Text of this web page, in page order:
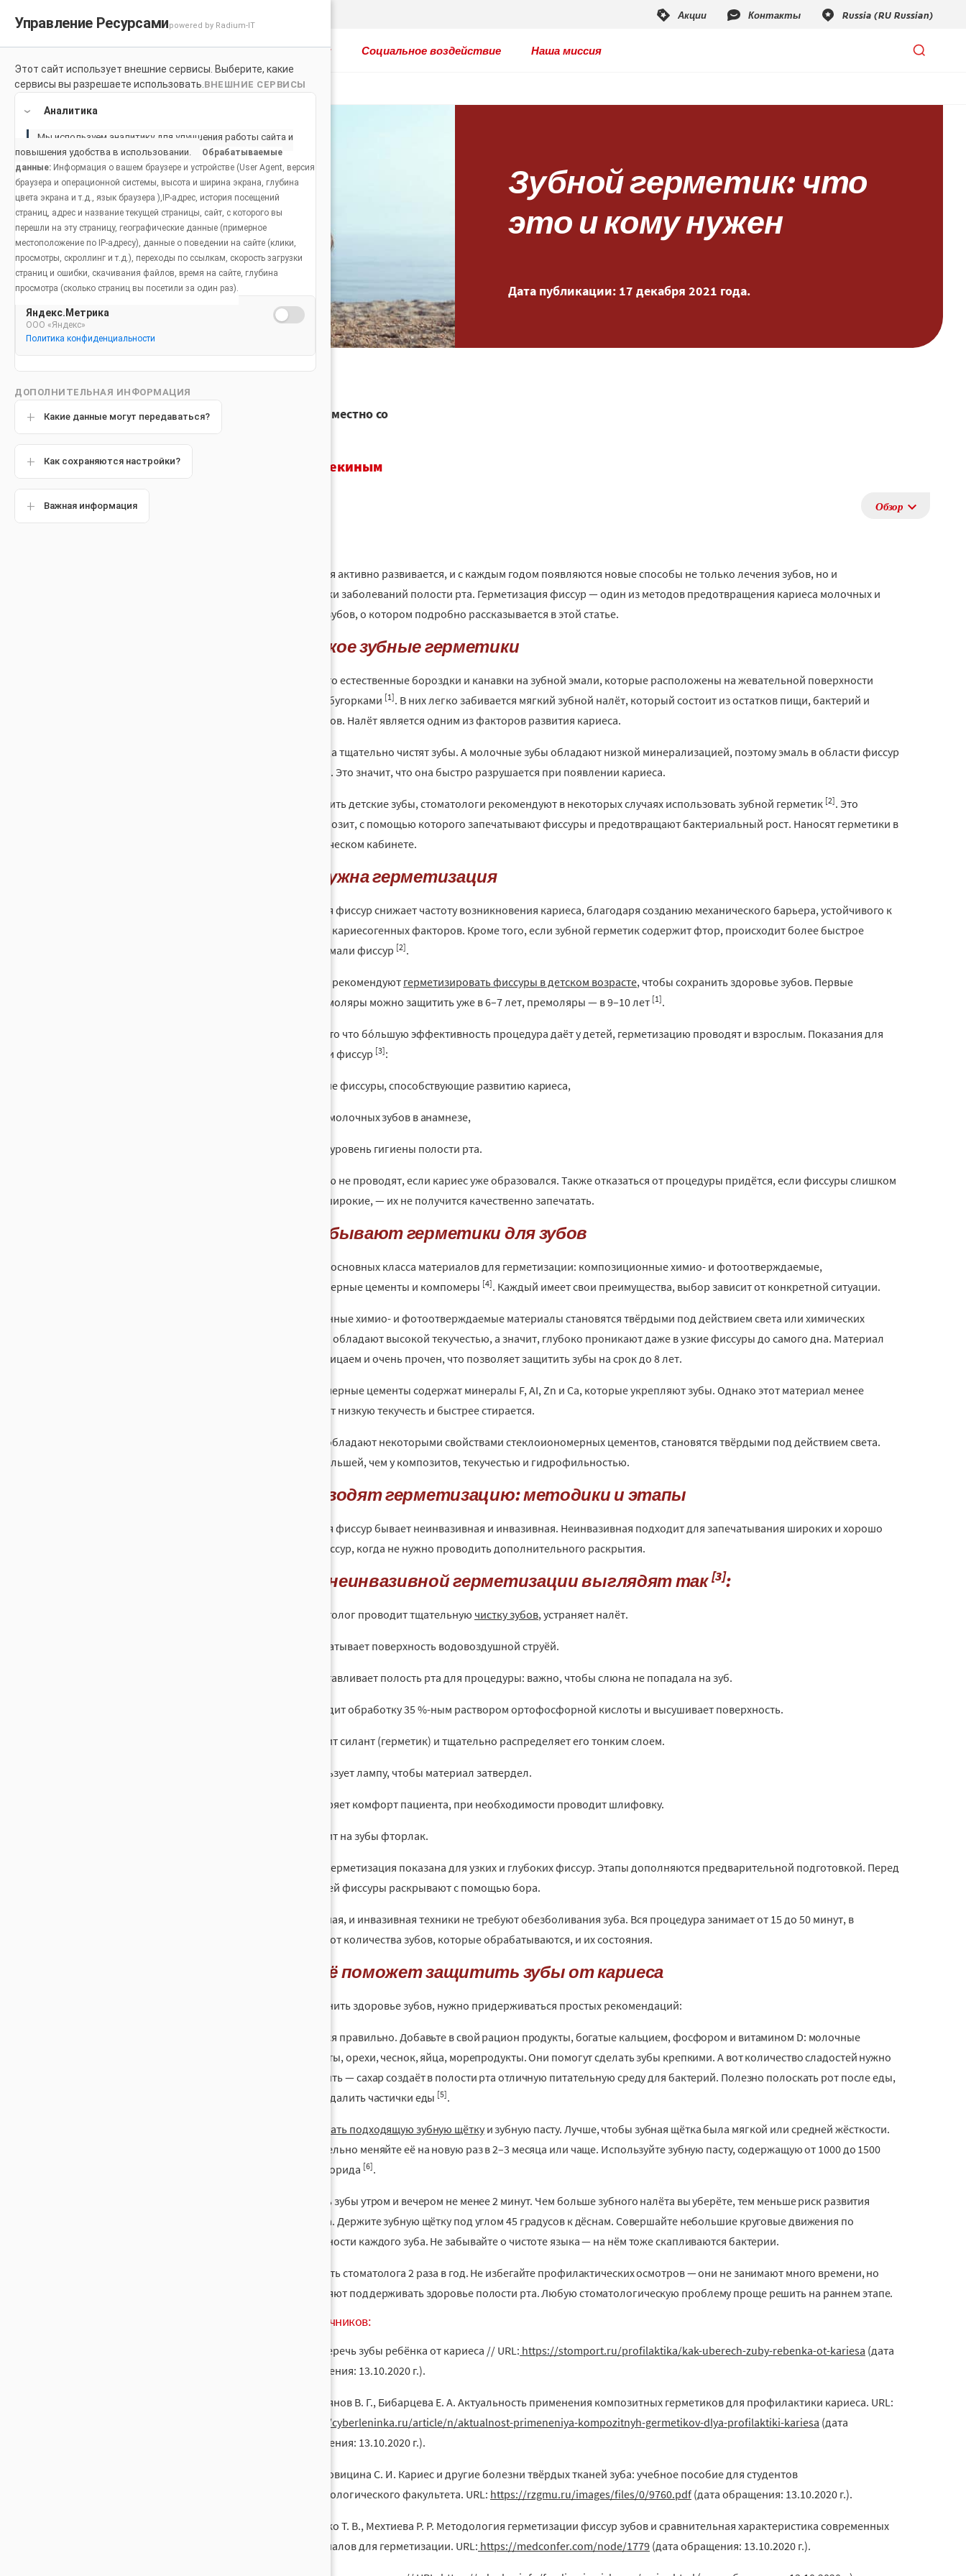
Для здоровой улыбки Продукты Социальное воздействие Наша миссия
Home Продукты
Зубной герметик: что
это и кому нужен
Дата публикации: 17 декабря 2021 года.
Материал подготовлен совместно со
стоматологом
Олегом Сергеевичем Щекиным
Популярные статьи
Обзор
Стоматология активно развивается, и с каждым годом появляются новые способы не только лечения зубов, но и
профилактики заболеваний полости рта. Герметизация фиссур — один из методов предотвращения кариеса молочных и
постоянных зубов, о котором подробно рассказывается в этой статье.
Что такое зубные герметики
Фиссуры — это естественные бороздки и канавки на зубной эмали, которые расположены на жевательной поверхности
зубов между бугорками [1]. В них легко забивается мягкий зубной налёт, который состоит из остатков пищи, бактерий и
полисахаридов. Налёт является одним из факторов развития кариеса.
Дети не всегда тщательно чистят зубы. А молочные зубы обладают низкой минерализацией, поэтому эмаль в области фиссур
очень тонкая. Это значит, что она быстро разрушается при появлении кариеса.
Чтобы защитить детские зубы, стоматологи рекомендуют в некоторых случаях использовать зубной герметик [2]. Это
текучий композит, с помощью которого запечатывают фиссуры и предотвращают бактериальный рост. Наносят герметики в
стоматологическом кабинете.
Зачем нужна герметизация
Герметизация фиссур снижает частоту возникновения кариеса, благодаря созданию механического барьера, устойчивого к
воздействию кариесогенных факторов. Кроме того, если зубной герметик содержит фтор, происходит более быстрое
созревание эмали фиссур [2].
Стоматологи рекомендуют герметизировать фиссуры в детском возрасте, чтобы сохранить здоровье зубов. Первые
постоянные моляры можно защитить уже в 6–7 лет, премоляры — в 9–10 лет [1].
Несмотря на то что бо́льшую эффективность процедура даёт у детей, герметизацию проводят и взрослым. Показания для
герметизации фиссур [3]:
глубокие фиссуры, способствующие развитию кариеса,
кариес молочных зубов в анамнезе,
низкий уровень гигиены полости рта.
Герметизацию не проводят, если кариес уже образовался. Также отказаться от процедуры придётся, если фиссуры слишком
открытые и широкие, — их не получится качественно запечатать.
Какими бывают герметики для зубов
Существует 3 основных класса материалов для герметизации: композиционные химио- и фотоотверждаемые,
стеклоиономерные цементы и компомеры [4]. Каждый имеет свои преимущества, выбор зависит от конкретной ситуации.
Композиционные химио- и фотоотверждаемые материалы становятся твёрдыми под действием света или химических
веществ. Они обладают высокой текучестью, а значит, глубоко проникают даже в узкие фиссуры до самого дна. Материал
влагонепроницаем и очень прочен, что позволяет защитить зубы на срок до 8 лет.
Стеклоиономерные цементы содержат минералы F, AI, Zn и Ca, которые укрепляют зубы. Однако этот материал менее
прочен, имеет низкую текучесть и быстрее стирается.
Компомеры обладают некоторыми свойствами стеклоиономерных цементов, становятся твёрдыми под действием света.
Обладают большей, чем у композитов, текучестью и гидрофильностью.
Как проводят герметизацию: методики и этапы
Герметизация фиссур бывает неинвазивная и инвазивная. Неинвазивная подходит для запечатывания широких и хорошо
открытых фиссур, когда не нужно проводить дополнительного раскрытия.
Этапы неинвазивной герметизации выглядят так[3]:
Стоматолог проводит тщательную чистку зубов, устраняет налёт.
Обрабатывает поверхность водовоздушной струёй.
Подготавливает полость рта для процедуры: важно, чтобы слюна не попадала на зуб.
Проводит обработку 35 %-ным раствором ортофосфорной кислоты и высушивает поверхность.
Наносит силант (герметик) и тщательно распределяет его тонким слоем.
Использует лампу, чтобы материал затвердел.
Проверяет комфорт пациента, при необходимости проводит шлифовку.
Наносит на зубы фторлак.
Инвазивная герметизация показана для узких и глубоких фиссур. Этапы дополняются предварительной подготовкой. Перед
герметизацией фиссуры раскрывают с помощью бора.
И неизвазивная, и инвазивная техники не требуют обезболивания зуба. Вся процедура занимает от 15 до 50 минут, в
зависимости от количества зубов, которые обрабатываются, и их состояния.
Что ещё поможет защитить зубы от кариеса
Чтобы сохранить здоровье зубов, нужно придерживаться простых рекомендаций:
Питаться правильно. Добавьте в свой рацион продукты, богатые кальцием, фосфором и витамином D: молочные
продукты, орехи, чеснок, яйца, морепродукты. Они помогут сделать зубы крепкими. А вот количество сладостей нужно
сократить — сахар создаёт в полости рта отличную питательную среду для бактерий. Полезно полоскать рот после еды,
чтобы удалить частички еды [5].
Подбирать подходящую зубную щёткуи зубную пасту. Лучше, чтобы зубная щётка была мягкой или средней жёсткости.
Обязательно меняйте её на новую раз в 2–3 месяца или чаще. Используйте зубную пасту, содержащую от 1000 до 1500
ppm фторида [6].
Чистить зубы утром и вечером не менее 2 минут. Чем больше зубного налёта вы уберёте, тем меньше риск развития
кариеса. Держите зубную щётку под углом 45 градусов к дёснам. Совершайте небольшие круговые движения по
поверхности каждого зуба. Не забывайте о чистоте языка — на нём тоже скапливаются бактерии.
Посещать стоматолога 2 раза в год. Не избегайте профилактических осмотров — они не занимают много времени, но
позволяют поддерживать здоровье полости рта. Любую стоматологическую проблему проще решить на раннем этапе.
Список источников:
Как уберечь зубы ребёнка от кариеса // URL: https://stomport.ru/profilaktika/kak-uberech-zuby-rebenka-ot-kariesa (дата
обращения: 13.10.2020 г.).
Андриянов В. Г., Бибарцева Е. А. Актуальность применения композитных герметиков для профилактики кариеса. URL:
https://cyberleninka.ru/article/n/aktualnost-primeneniya-kompozitnyh-germetikov-dlya-profilaktiki-kariesa (дата
обращения: 13.10.2020 г.).
Бородовицина С. И. Кариес и другие болезни твёрдых тканей зуба: учебное пособие для студентов
стоматологического факультета. URL: https://rzgmu.ru/images/files/0/9760.pdf (дата обращения: 13.10.2020 г.).
Неловко Т. В., Мехтиева Р. Р. Методология герметизации фиссур зубов и сравнительная характеристика современных
материалов для герметизации. URL: https://medconfer.com/node/1779 (дата обращения: 13.10.2020 г.).
Управление Ресурсамиpowered by Radium-IT
Этот сайт использует внешние сервисы. Выберите, какие
сервисы вы разрешаете использовать. ВНЕШНИЕ СЕРВИСЫ
Аналитика
Мы используем аналитику для улучшения работы сайта и
повышения удобства в использовании.
Обрабатываемые
данные: Информация о вашем браузере и устройстве (User Agent, версия
браузера и операционной системы, высота и ширина экрана, глубина
цвета экрана и т.д., язык браузера ),IP-адрес, история посещений
страниц, адрес и название текущей страницы, сайт, с которого вы
перешли на эту страницу, географические данные (примерное
местоположение по IP-адресу), данные о поведении на сайте (клики,
просмотры, скроллинг и т.д.), переходы по ссылкам, скорость загрузки
страниц и ошибки, скачивания файлов, время на сайте, глубина
просмотра (сколько страниц вы посетили за один раз).
Яндекс.Метрика
ООО «Яндекс»
Политика конфиденциальности
ДОПОЛНИТЕЛЬНАЯ ИНФОРМАЦИЯ
Какие данные могут передаваться?
Как сохраняются настройки?
Важная информация